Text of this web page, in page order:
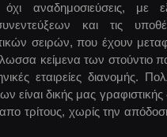
αναδημοσιεύσεις, με
και τις
σειρών, που έχουν
κείμενα των στούντιο
εταιρείες διανομής.
είναι δικής μας γραφιστικής
τρίτους, χωρίς την